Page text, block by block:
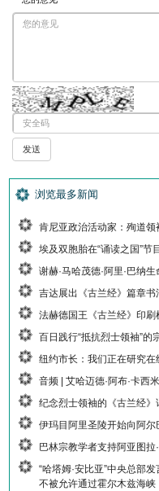
浏览最多新闻
肯尼亚政治活动家：殉道
埃及双胞胎在“诵读之国”节
谢赫·马哈茂德·阿里·巴纳
吉达展出《古兰经》篇章书
法赫德国王《古兰经》印
百日践行“抵抗烈士领袖”的
纽约市长：我们正在研究
音频 | 艾哈迈德·阿布·卡西
纪念烈士领袖的《古兰经》
伊玛目阿里圣陵开始向阿
巴林宗教学者支持阿亚图拉
“哈塔姆·安比亚”中央总部
不被允许通过霍尔木兹海峡